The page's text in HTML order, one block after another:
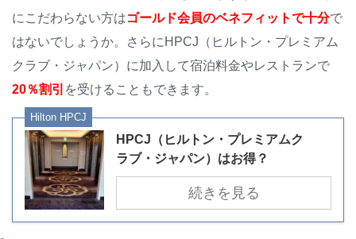
にこだわらない方はゴールド会員のベネフィットで十分で
はないでしょうか。さらにHPCJ（ヒルトン・プレミアム
クラブ・ジャパン）に加入して宿泊料金やレストランで
20％割引 を受けることもできます。
Hilton HPCJ
HPCJ（ヒルトン・プレミアムク
ラブ・ジャパン）はお得？
続きを見る